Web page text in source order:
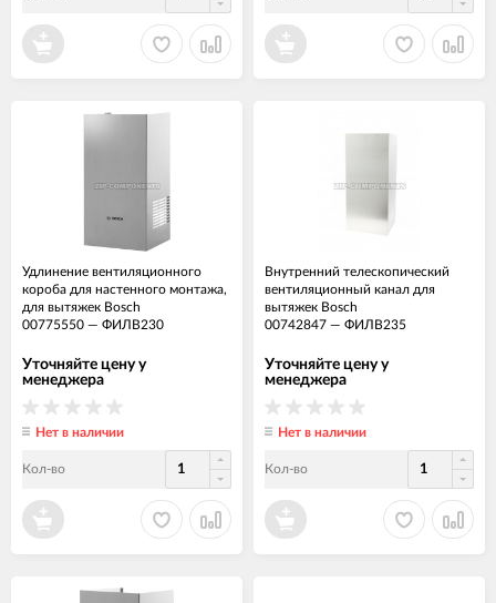
Удлинение вентиляционного
короба для настенного монтажа,
для вытяжек Bosch
00775550 — ФИЛВ230
Уточняйте цену у
менеджера
Нет в наличии
Кол-во
Внутренний телескопический
вентиляционный канал для
вытяжек Bosch
00742847 — ФИЛВ235
Уточняйте цену у
менеджера
Нет в наличии
Кол-во